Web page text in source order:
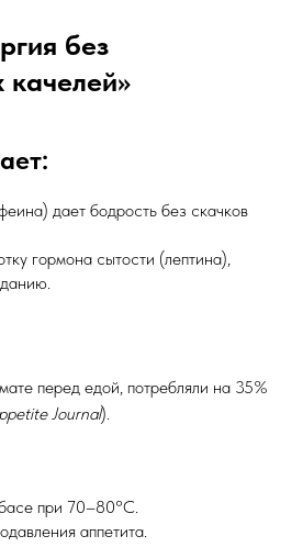
без
дает бодрость без скачков
гормона сытости (лептина),
перед едой, потребляли на 35%
Journal).
при 70–80°C.
аппетита.